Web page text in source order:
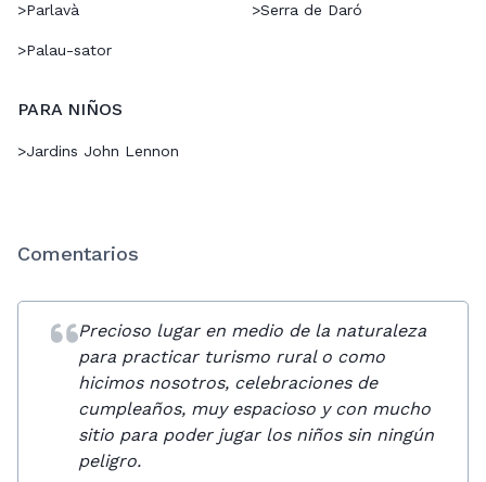
>Parlavà >Serra de Daró
>Palau-sator
PARA NIÑOS
>Jardins John Lennon
Comentarios
Precioso lugar en medio de la naturaleza
para practicar turismo rural o como
hicimos nosotros, celebraciones de
cumpleaños, muy espacioso y con mucho
sitio para poder jugar los niños sin ningún
peligro.